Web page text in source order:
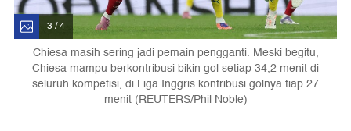
3 / 4
Chiesa masih sering jadi pemain pengganti. Meski begitu,
Chiesa mampu berkontribusi bikin gol setiap 34,2 menit di
seluruh kompetisi, di Liga Inggris kontribusi golnya tiap 27
menit (REUTERS/Phil Noble)